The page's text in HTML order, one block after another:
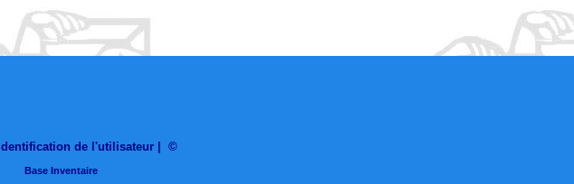
Identification de l'utilisateur ©
Base Inventaire